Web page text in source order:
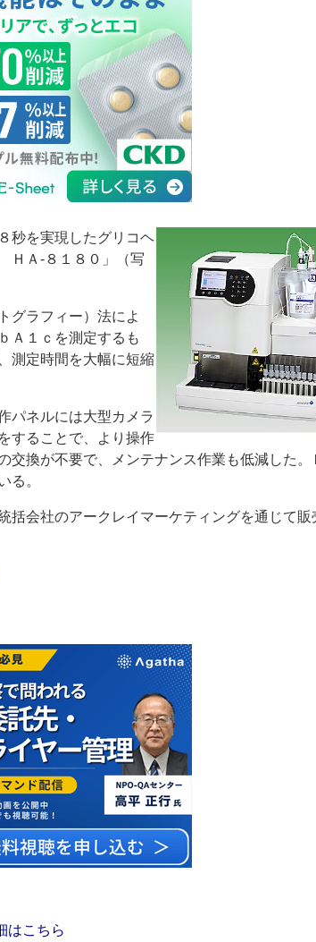
秒を実現したグリコヘ
Ａ‐８１８０」（写
グラフィー）法によ
Ａ１ｃを測定するも
測定時間を大幅に短縮
パネルには大型カメラ
することで、より操作
交換が不要で、メンテナンス作業も低減した。
る。
会社のアークレイマーケティングを通じて販
はこちら